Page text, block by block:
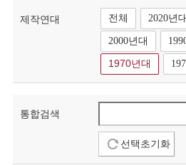
제작연대 전체 2020년대
2000년대
1970년대
통합검색
선택초기화